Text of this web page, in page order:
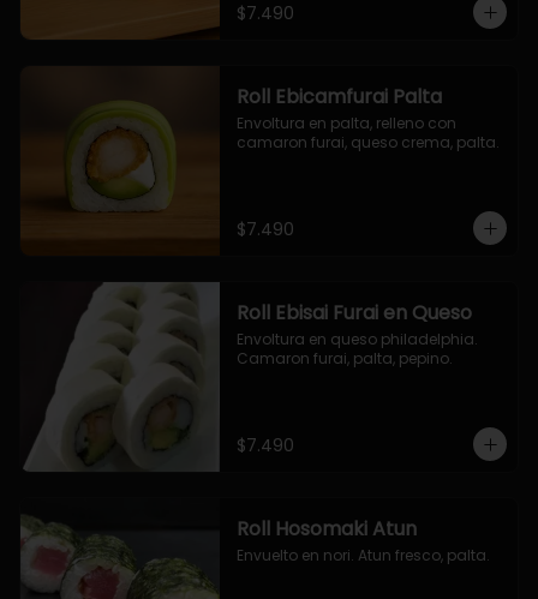
$7.490
Roll Ebicamfurai Palta
Envoltura en palta, relleno con
camaron furai, queso crema, palta.
$7.490
Roll Ebisai Furai en Queso
Envoltura en queso philadelphia.
Camaron furai, palta, pepino.
$7.490
Roll Hosomaki Atun
Envuelto en nori. Atun fresco, palta.